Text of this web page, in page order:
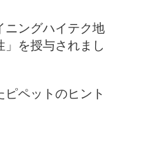
ニングハイテク地
」を授与されまし
ピペットのヒント